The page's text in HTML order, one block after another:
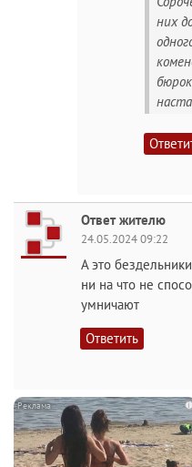
них
Ответ жителю
24.05.2024 09:22
А это
ни на что не
умничают
Ответить
i